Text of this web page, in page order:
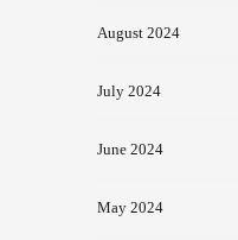
August 2024
July 2024
June 2024
May 2024